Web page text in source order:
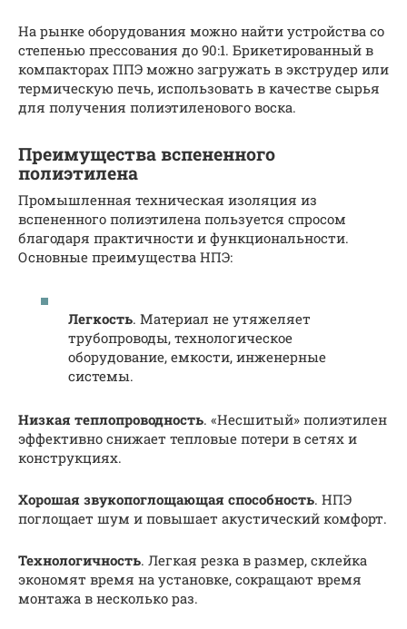
На рынке оборудования можно найти устройства со
степенью прессования до 90:1. Брикетированный в
компакторах ППЭ можно загружать в экструдер или
термическую печь, использовать в качестве сырья
для получения полиэтиленового воска.
Преимущества вспененного
полиэтилена
Промышленная техническая изоляция из
вспененного полиэтилена пользуется спросом
благодаря практичности и функциональности.
Основные преимущества НПЭ:
Легкость. Материал не утяжеляет
трубопроводы, технологическое
оборудование, емкости, инженерные
системы.
Низкая теплопроводность. «Несшитый» полиэтилен
эффективно снижает тепловые потери в сетях и
конструкциях.
Хорошая звукопоглощающая способность. НПЭ
поглощает шум и повышает акустический комфорт.
Технологичность. Легкая резка в размер, склейка
экономят время на установке, сокращают время
монтажа в несколько раз.